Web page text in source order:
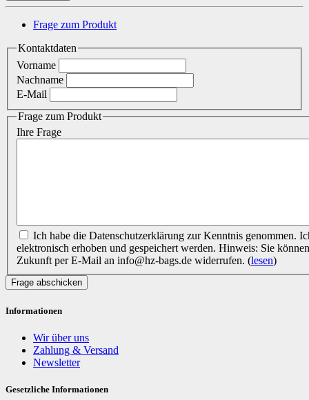
Frage zum Produkt
Kontaktdaten
Vorname
Nachname
E-Mail
Frage zum Produkt
Ihre Frage
elektronisch erhoben und gespeichert werden. Hinweis: Sie
Zukunft per E-Mail an info@hz-bags.de widerrufen. (lesen)
Frage abschicken
Informationen
Wir über uns
Zahlung & Versand
Newsletter
Gesetzliche Informationen